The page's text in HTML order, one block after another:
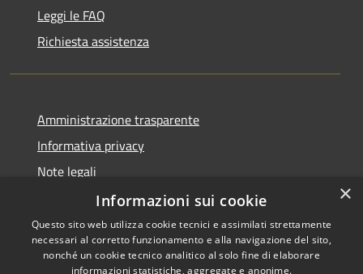
Leggi le FAQ
Richiesta assistenza
Amministrazione trasparente
Informativa privacy
Note legali
Dichiarazione di accessibilità
×
Informazioni sui cookie
Questo sito web utilizza cookie tecnici e assimilati strettamente
necessari al corretto funzionamento e alla navigazione del sito,
nonché un cookie tecnico analitico al solo fine di elaborare
informazioni statistiche, aggregate e anonime.